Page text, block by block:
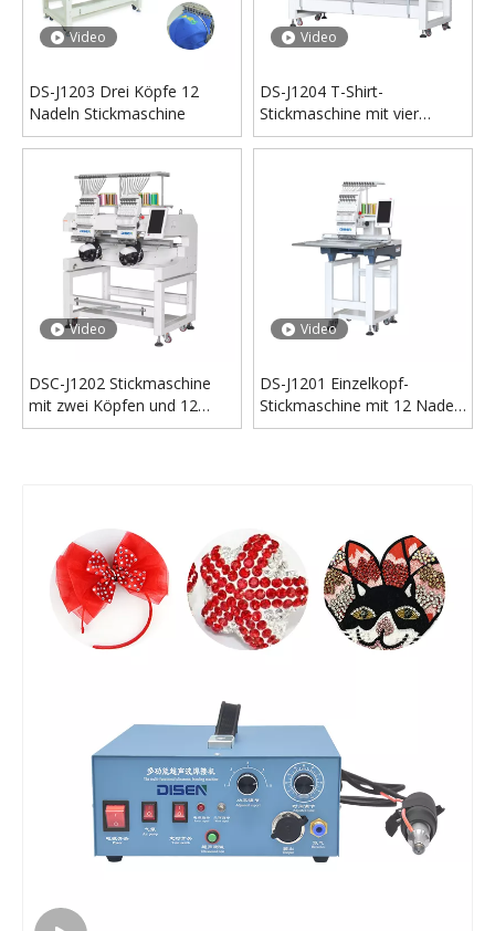
Video Video
HT-D Automatische Kristallstein-Änderung von Strass-Transferpapier, Bürsten, Schütteln, Bürste, Hot-Fix-Maschine zur Herstellung von Strass-Motiven
Video
DS-S202 Vollautomatische Stoff-Strass-Maschine, Kristall-Ultraschall-Hotfix-Einstellmaschine
Video
DS-J1203 Drei Köpfe 12
Nadeln Stickmaschine
Video
DS-J1204 T-Shirt-
Stickmaschine mit vier
Köpfen und 12 Nadeln
Video
DSC-J1202 Stickmaschine
mit zwei Köpfen und 12
Nadeln
Video
DS-J1201 Einzelkopf-
Stickmaschine mit 12 Nadeln
zu verkaufen